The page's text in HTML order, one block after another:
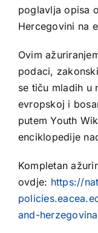
poglavlja opisa
Hercegovini na
Ovim
podaci,
se tiču mladih u
evropskoj i
putem Youth
enciklopedije
Kompletan
ovdje: https://
and-